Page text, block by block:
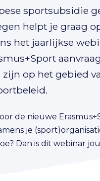
sportsubsidie
helpt je graag
het jaarlijkse
op het gebied
de nieuwe
je
Dan is dit webinar